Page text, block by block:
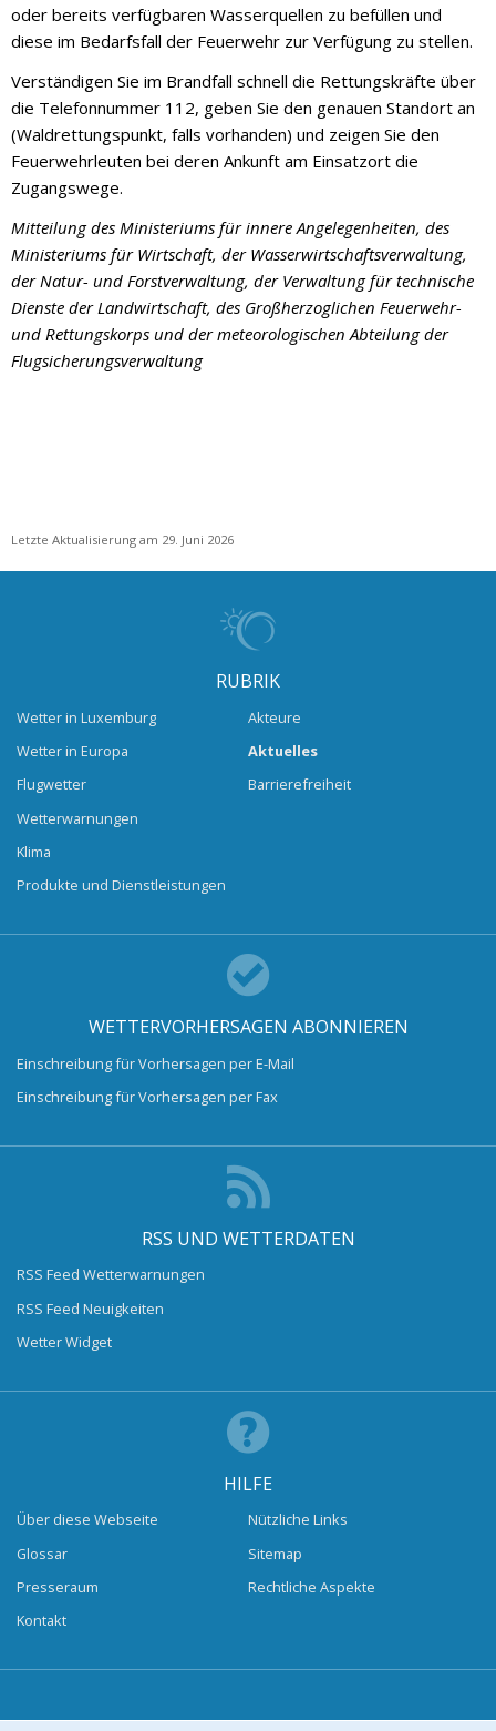
oder bereits verfügbaren Wasserquellen zu befüllen und
diese im Bedarfsfall der Feuerwehr zur Verfügung zu stellen.
Verständigen Sie im Brandfall schnell die Rettungskräfte über
die Telefonnummer 112, geben Sie den genauen Standort an
(Waldrettungspunkt, falls vorhanden) und zeigen Sie den
Feuerwehrleuten bei deren Ankunft am Einsatzort die
Zugangswege.
Mitteilung des Ministeriums für innere Angelegenheiten, des
Ministeriums für Wirtschaft, der Wasserwirtschaftsverwaltung,
der Natur- und Forstverwaltung, der Verwaltung für technische
Dienste der Landwirtschaft, des Großherzoglichen Feuerwehr-
und Rettungskorps und der meteorologischen Abteilung der
Flugsicherungsverwaltung
Letzte Aktualisierung am 29. Juni 2026
RUBRIK
Wetter in Luxemburg
Wetter in Europa
Flugwetter
Wetterwarnungen
Klima
Produkte und Dienstleistungen
Akteure
Aktuelles
Barrierefreiheit
WETTERVORHERSAGEN ABONNIEREN
Einschreibung für Vorhersagen per E-Mail
Einschreibung für Vorhersagen per Fax
RSS UND WETTERDATEN
RSS Feed Wetterwarnungen
RSS Feed Neuigkeiten
Wetter Widget
HILFE
Über diese Webseite
Glossar
Presseraum
Kontakt
Nützliche Links
Sitemap
Rechtliche Aspekte